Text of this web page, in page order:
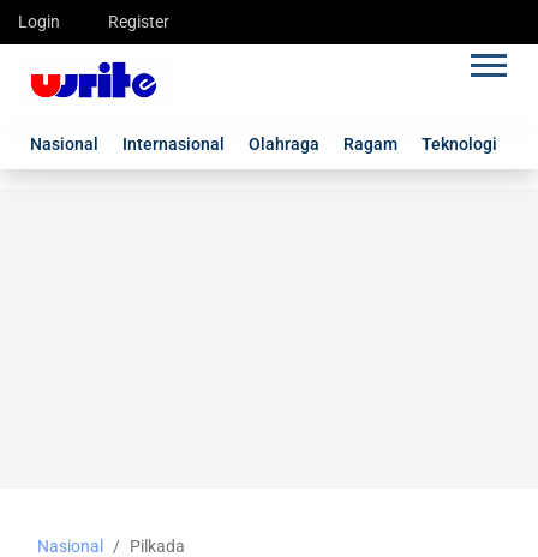
Login Register
Nasional Internasional Olahraga Ragam Teknologi
Nasional Pilkada